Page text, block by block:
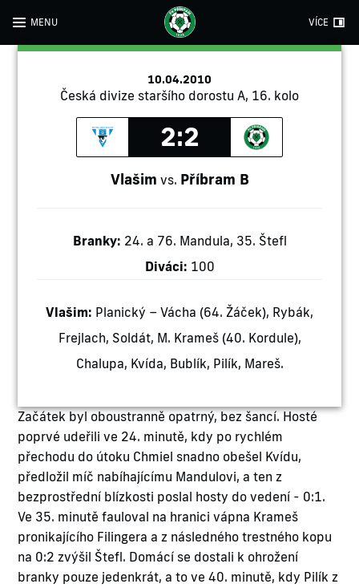
MENU VÍCE
10.04.2010
Česká divize staršího dorostu A, 16. kolo
2:2
Vlašim vs. Příbram B
Branky: 24. a 76. Mandula, 35. Štefl
Diváci: 100
Vlašim: Planický – Vácha (64. Žáček), Rybák,
Frejlach, Soldát, M. Krameš (40. Kordule),
Chalupa, Kvída, Bublík, Pilík, Mareš.
Začátek byl oboustranně opatrný, bez šancí. Hosté
poprvé udeřili ve 24. minutě, kdy po rychlém
přechodu do útoku Chmiel snadno obešel Kvídu,
předložil míč nabíhajícímu Mandulovi, a ten z
bezprostřední blízkosti poslal hosty do vedení - 0:1.
Ve 35. minutě fauloval na hranici vápna Krameš
pronikajícího Filingera a z následného trestného kopu
na 0:2 zvýšil Štefl. Domácí se dostali k ohrožení
branky pouze jedenkrát, a to ve 40. minutě, kdy Pilík z